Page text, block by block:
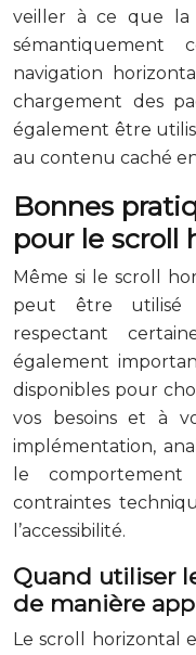
veiller à ce que la
navigation
chargement des
également être
au contenu caché
Bonnes
pour le scroll
Même si le scroll
peut être utilisé
respectant
également
disponibles pour
vos besoins et à
implémentation,
le
contraintes
l’accessibilité.
Quand utiliser
de manière
Le scroll horizontal